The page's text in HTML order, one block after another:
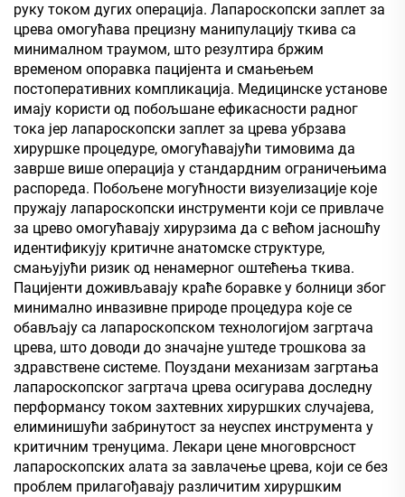
руку током дугих операција. Лапароскопски заплет за
црева омогућава прецизну манипулацију ткива са
минималном траумом, што резултира бржим
временом опоравка пацијента и смањењем
постоперативних компликација. Медицинске установе
имају користи од побољшане ефикасности радног
тока јер лапароскопски заплет за црева убрзава
хируршке процедуре, омогућавајући тимовима да
заврше више операција у стандардним ограничењима
распореда. Побољене могућности визуелизације које
пружају лапароскопски инструменти који се привлаче
за црево омогућавају хирурзима да с већом јасношћу
идентификују критичне анатомске структуре,
смањујући ризик од ненамерног оштећења ткива.
Пацијенти доживљавају краће боравке у болници због
минимално инвазивне природе процедура које се
обављају са лапароскопском технологијом загртача
црева, што доводи до значајне уштеде трошкова за
здравствене системе. Поуздани механизам загртања
лапароскопског загртача црева осигурава доследну
перформансу током захтевних хируршких случајева,
елиминишући забринутост за неуспех инструмента у
критичним тренуцима. Лекари цене многоврсност
лапароскопских алата за завлачење црева, који се без
проблем прилагођавају различитим хируршким